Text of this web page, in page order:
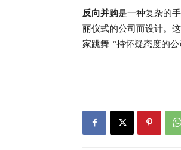
反向并购是一种复杂的
丽仪式的公司而设计。
家跳舞 “持怀疑态度的